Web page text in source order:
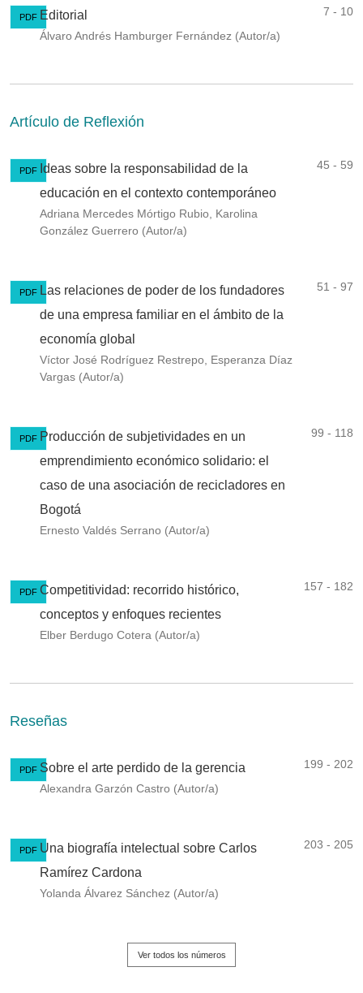
PDF Editorial
Álvaro Andrés Hamburger Fernández (Autor/a)
7 - 10
Artículo de Reflexión
PDF Ideas sobre la responsabilidad de la
educación en el contexto contemporáneo
Adriana Mercedes Mórtigo Rubio, Karolina
González Guerrero (Autor/a)
45 - 59
PDF Las relaciones de poder de los fundadores
de una empresa familiar en el ámbito de la
economía global
Víctor José Rodríguez Restrepo, Esperanza Díaz
Vargas (Autor/a)
51 - 97
PDF Producción de subjetividades en un
emprendimiento económico solidario: el
caso de una asociación de recicladores en
Bogotá
Ernesto Valdés Serrano (Autor/a)
99 - 118
PDF Competitividad: recorrido histórico,
conceptos y enfoques recientes
Elber Berdugo Cotera (Autor/a)
157 - 182
Reseñas
PDF Sobre el arte perdido de la gerencia
Alexandra Garzón Castro (Autor/a)
199 - 202
PDF Una biografía intelectual sobre Carlos
Ramírez Cardona
Yolanda Álvarez Sánchez (Autor/a)
203 - 205
Ver todos los números